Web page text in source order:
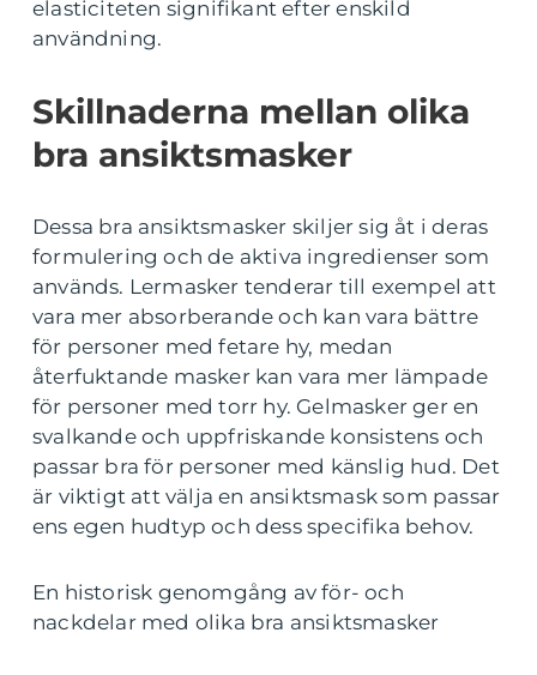
elasticiteten signifikant efter enskild
användning.
Skillnaderna mellan olika
bra ansiktsmasker
Dessa bra ansiktsmasker skiljer sig åt i deras
formulering och de aktiva ingredienser som
används. Lermasker tenderar till exempel att
vara mer absorberande och kan vara bättre
för personer med fetare hy, medan
återfuktande masker kan vara mer lämpade
för personer med torr hy. Gelmasker ger en
svalkande och uppfriskande konsistens och
passar bra för personer med känslig hud. Det
är viktigt att välja en ansiktsmask som passar
ens egen hudtyp och dess specifika behov.
En historisk genomgång av för- och
nackdelar med olika bra ansiktsmasker